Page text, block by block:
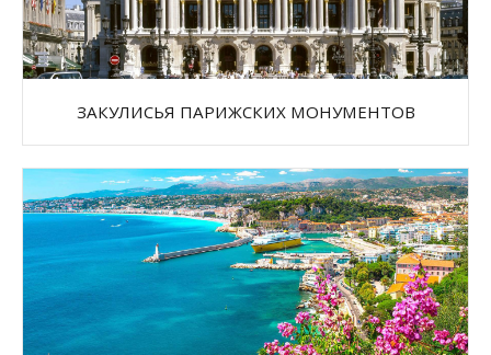
ЗАКУЛИСЬЯ ПАРИЖСКИХ МОНУМЕНТОВ